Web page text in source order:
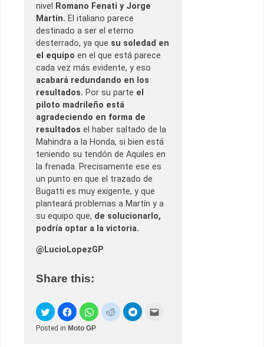
nivel
Romano Fenati y Jorge
Martín. El italiano parece
destinado a ser el eterno
desterrado, ya que su soledad en
el equipo en el que está parece
cada vez más evidente, y eso
acabará redundando en los
resultados. Por su parte el
piloto madrileño está
agradeciendo en forma de
resultados el haber saltado de la
Mahindra a la Honda, si bien está
teniendo su tendón de Aquiles en
la frenada. Precisamente ese es
un punto en que el trazado de
Bugatti es muy exigente, y que
planteará problemas a Martín y a
su equipo que, de solucionarlo,
podría optar a la victoria.
@LucioLopezGP
Share this:
Posted in Moto GP